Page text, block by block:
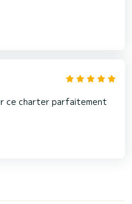
ce charter parfaitement